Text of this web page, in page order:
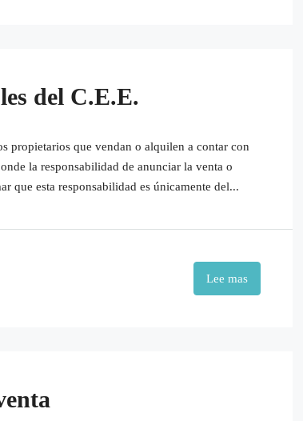
del C.E.E.
propietarios que vendan o alquilen a contar con
la responsabilidad de anunciar la venta o
que esta responsabilidad es únicamente del...
Lee mas